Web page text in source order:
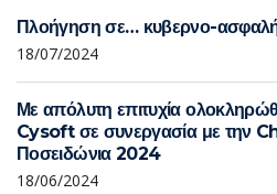
Πλοήγηση σε… κυβερνο-
18/07/2024
Με απόλυτη επιτυχία
Cysoft σε συνεργασία με την
Ποσειδώνια 2024
18/06/2024